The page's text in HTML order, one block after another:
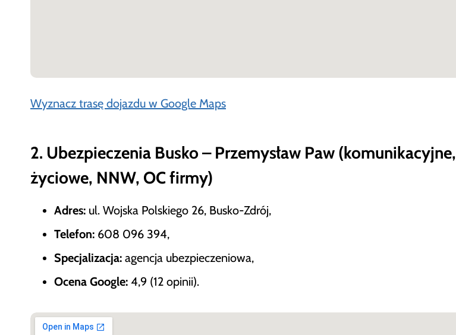
Wyznacz trasę dojazdu w Google Maps
2. Ubezpieczenia Busko – Przemysław Paw (komunikacyjne,
życiowe, NNW, OC firmy)
Adres: ul. Wojska Polskiego 26, Busko-Zdrój,
Telefon: 608 096 394,
Specjalizacja: agencja ubezpieczeniowa,
Ocena Google: 4,9 (12 opinii).